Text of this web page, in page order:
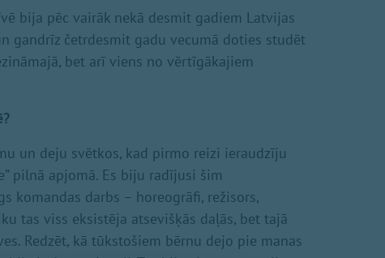
bija pēc vairāk nekā desmit gadiem Latvijas
gandrīz četrdesmit gadu vecumā doties studēt
bet arī viens no vērtīgākajiem
un deju svētkos, kad pirmo reizi ieraudzīju
pilnā apjomā. Es biju radījusi šim
komandas darbs – horeogrāfi, režisors,
tas viss eksistēja atsevišķās daļās, bet tajā
Redzēt, kā tūkstošiem bērnu dejo pie manas